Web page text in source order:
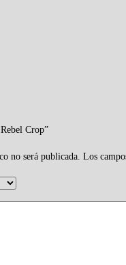
Crop”
no será publicada. Los